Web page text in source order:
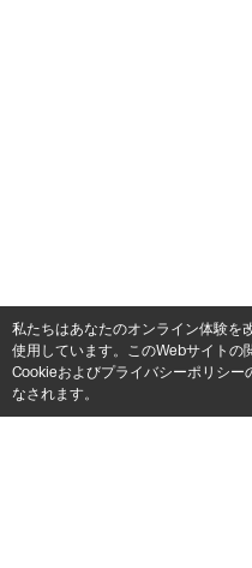
私たちはあなたのオンライン体験を
使用しています。このWebサイトの
Cookieおよびプライバシーポリシー
なされます。